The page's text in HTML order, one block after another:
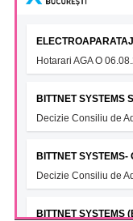
Hotarari AGA O
BITTNET SYSTEMS
Decizie Consiliu de
BITTNET
Decizie Consiliu de
BITTNET SYSTEMS